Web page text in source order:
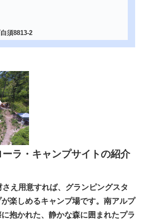
須8813-2
ラ・キャンプサイトの紹介
え用意すれば、グランピングスタ
楽しめるキャンプ場です。南アルプ
抱かれた、静かな森に囲まれたプラ